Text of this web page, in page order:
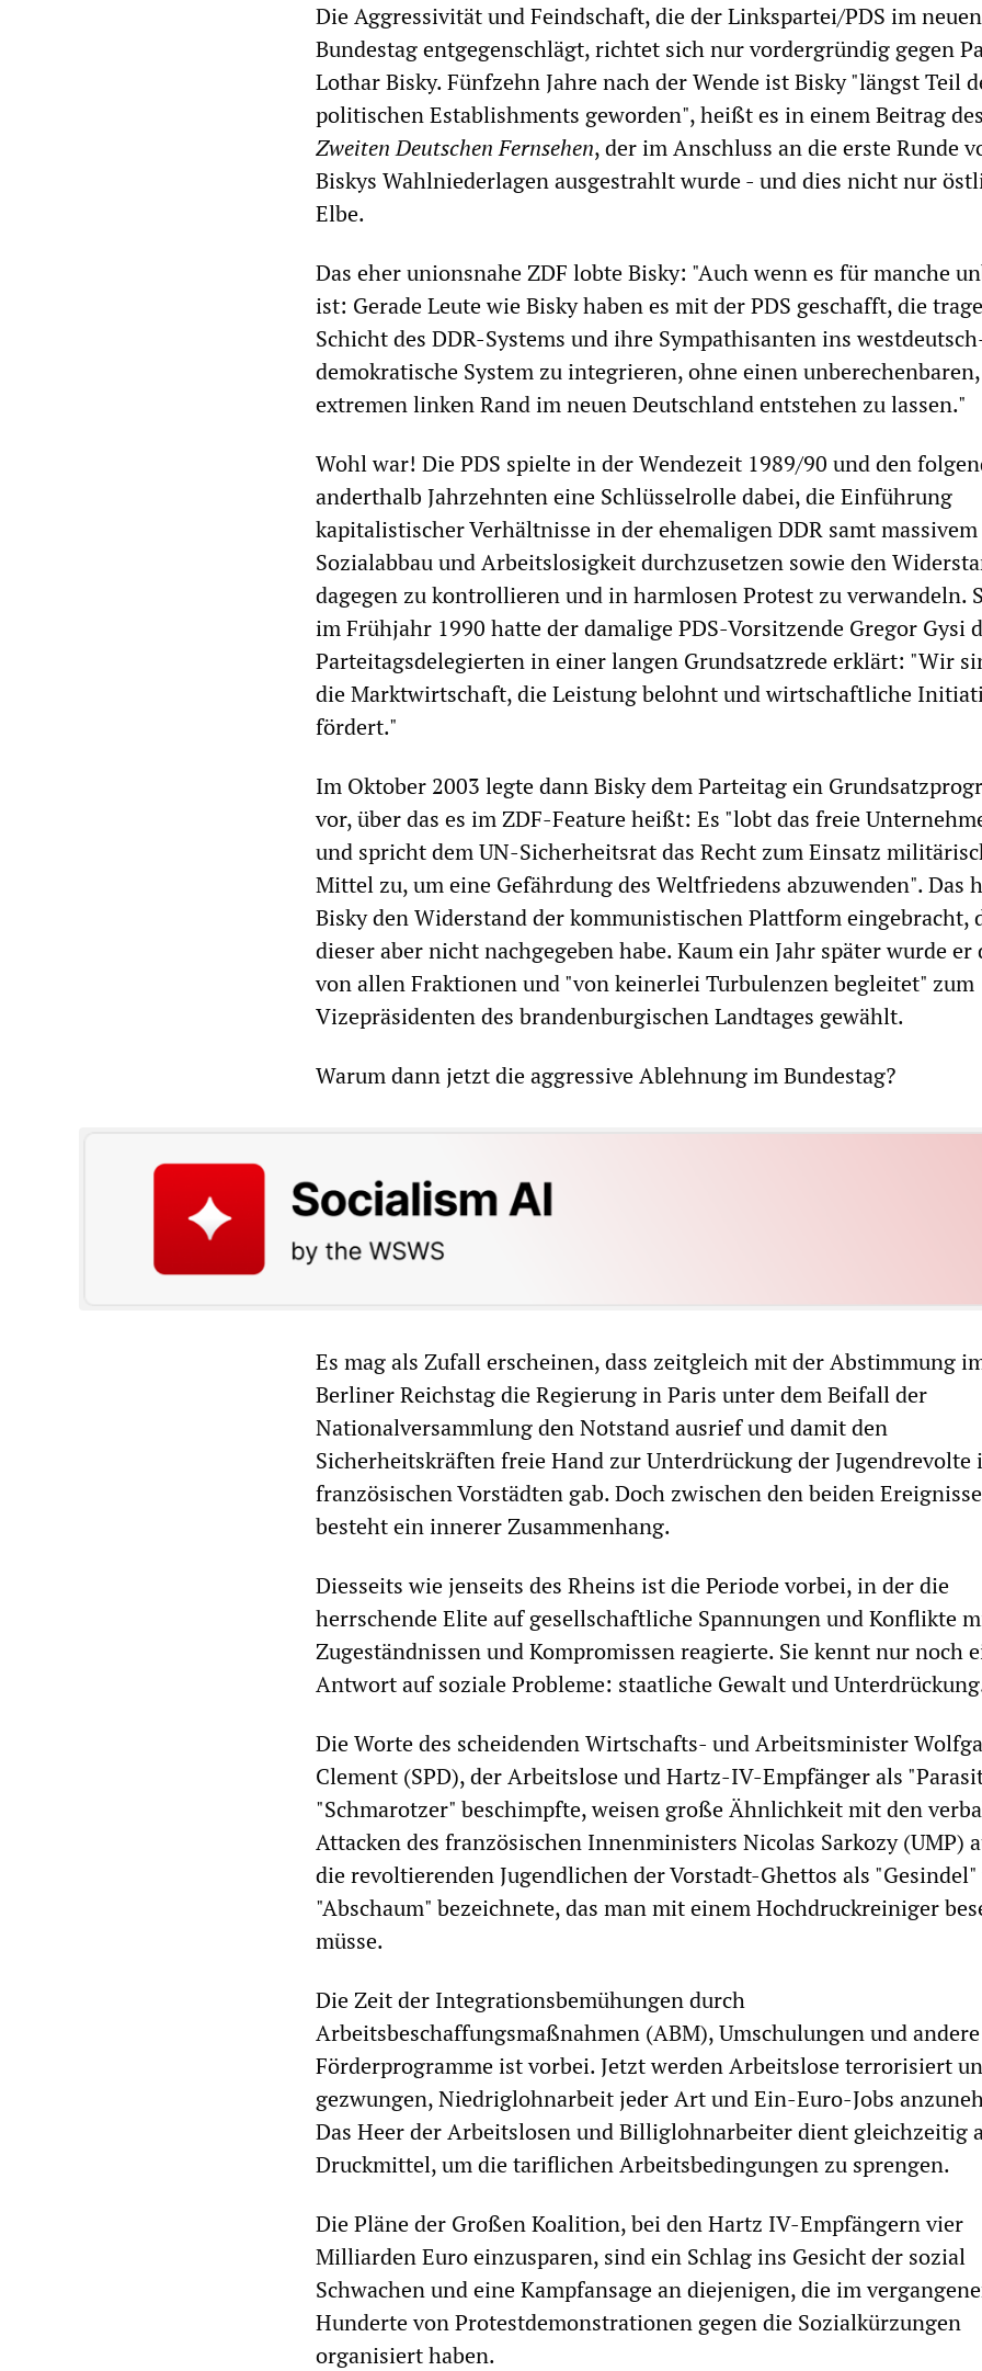
Die Aggressivität und Feindschaft, die der Linkspartei/PDS im neuen
Bundestag entgegenschlägt, richtet sich nur vordergründig gegen
Lothar Bisky. Fünfzehn Jahre nach der Wende ist Bisky "längst Teil
politischen Establishments geworden", heißt es in einem Beitrag des
Zweiten Deutschen Fernsehen, der im Anschluss an die erste Runde
Biskys Wahlniederlagen ausgestrahlt wurde - und dies nicht nur
Elbe.
Das eher unionsnahe ZDF lobte Bisky: "Auch wenn es für manche
ist: Gerade Leute wie Bisky haben es mit der PDS geschafft, die
Schicht des DDR-Systems und ihre Sympathisanten ins
demokratische System zu integrieren, ohne einen unberechenbaren,
extremen linken Rand im neuen Deutschland entstehen zu lassen."
Wohl war! Die PDS spielte in der Wendezeit 1989/90 und den
anderthalb Jahrzehnten eine Schlüsselrolle dabei, die Einführung
kapitalistischer Verhältnisse in der ehemaligen DDR samt massivem
Sozialabbau und Arbeitslosigkeit durchzusetzen sowie den
dagegen zu kontrollieren und in harmlosen Protest zu verwandeln.
im Frühjahr 1990 hatte der damalige PDS-Vorsitzende Gregor Gysi
Parteitagsdelegierten in einer langen Grundsatzrede erklärt: "Wir
die Marktwirtschaft, die Leistung belohnt und wirtschaftliche
fördert."
Im Oktober 2003 legte dann Bisky dem Parteitag ein
vor, über das es im ZDF-Feature heißt: Es "lobt das freie
und spricht dem UN-Sicherheitsrat das Recht zum Einsatz
Mittel zu, um eine Gefährdung des Weltfriedens abzuwenden". Das
Bisky den Widerstand der kommunistischen Plattform eingebracht,
dieser aber nicht nachgegeben habe. Kaum ein Jahr später wurde er
von allen Fraktionen und "von keinerlei Turbulenzen begleitet" zum
Vizepräsidenten des brandenburgischen Landtages gewählt.
Warum dann jetzt die aggressive Ablehnung im Bundestag?
Es mag als Zufall erscheinen, dass zeitgleich mit der Abstimmung
Berliner Reichstag die Regierung in Paris unter dem Beifall der
Nationalversammlung den Notstand ausrief und damit den
Sicherheitskräften freie Hand zur Unterdrückung der Jugendrevolte
französischen Vorstädten gab. Doch zwischen den beiden
besteht ein innerer Zusammenhang.
Diesseits wie jenseits des Rheins ist die Periode vorbei, in der die
herrschende Elite auf gesellschaftliche Spannungen und Konflikte
Zugeständnissen und Kompromissen reagierte. Sie kennt nur noch
Antwort auf soziale Probleme: staatliche Gewalt und
Die Worte des scheidenden Wirtschafts- und Arbeitsminister
Clement (SPD), der Arbeitslose und Hartz-IV-Empfänger als
"Schmarotzer" beschimpfte, weisen große Ähnlichkeit mit den
Attacken des französischen Innenministers Nicolas Sarkozy (UMP)
die revoltierenden Jugendlichen der Vorstadt-Ghettos als
"Abschaum" bezeichnete, das man mit einem Hochdruckreiniger
müsse.
Die Zeit der Integrationsbemühungen durch
Arbeitsbeschaffungsmaßnahmen (ABM), Umschulungen und andere
Förderprogramme ist vorbei. Jetzt werden Arbeitslose terrorisiert
gezwungen, Niedriglohnarbeit jeder Art und Ein-Euro-Jobs
Das Heer der Arbeitslosen und Billiglohnarbeiter dient gleichzeitig
Druckmittel, um die tariflichen Arbeitsbedingungen zu sprengen.
Die Pläne der Großen Koalition, bei den Hartz IV-Empfängern vier
Milliarden Euro einzusparen, sind ein Schlag ins Gesicht der sozial
Schwachen und eine Kampfansage an diejenigen, die im
Hunderte von Protestdemonstrationen gegen die Sozialkürzungen
organisiert haben.